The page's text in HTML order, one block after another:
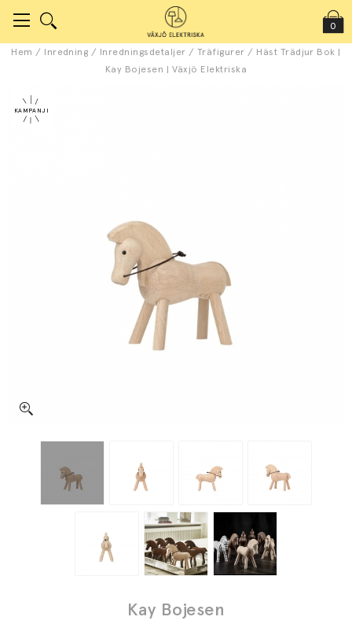
0
Hem / Inredning / Inredningsdetaljer / Träfigurer / Häst Trädjur Bok |
Kay Bojesen | Växjö Elektriska
Kay Bojesen